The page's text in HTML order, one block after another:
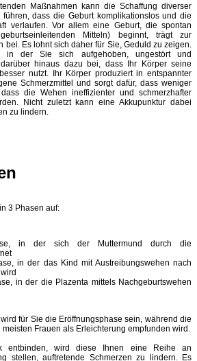
Maßnahmen kann die Schaffung diverser
dass die Geburt komplikationslos und die
verlaufen. Vor allem eine Geburt, die spontan
Mitteln) beginnt, trägt zur
bei. Es lohnt sich daher für Sie, Geduld zu zeigen.
in der Sie sich aufgehoben, ungestört und
hinaus dazu bei, dass Ihr Körper seine
nutzt. Ihr Körper produziert in entspannter
Schmerzmittel und sorgt dafür, dass weniger
die Wehen ineffizienter und schmerzhafter
Nicht zuletzt kann eine Akkupunktur dabei
zu lindern.
3 Phasen auf:
in der sich der Muttermund durch die
in der das Kind mit Austreibungswehen nach
in der die Plazenta mittels Nachgeburtswehen
für Sie die Eröffnungsphase sein, während die
Frauen als Erleichterung empfunden wird.
entbinden, wird diese Ihnen eine Reihe an
stellen, auftretende Schmerzen zu lindern. Es